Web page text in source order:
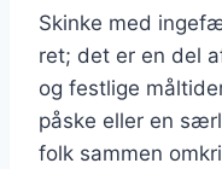
Skinke med
ret; det er en del
og festlige
påske eller en
folk sammen